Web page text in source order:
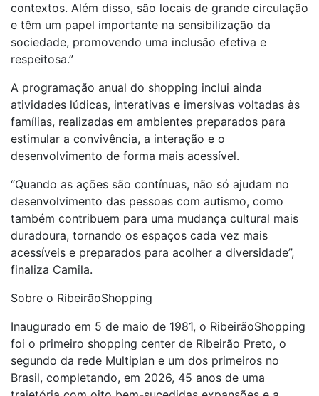
contextos. Além disso, são locais de grande circulação
e têm um papel importante na sensibilização da
sociedade, promovendo uma inclusão efetiva e
respeitosa.”
A programação anual do shopping inclui ainda
atividades lúdicas, interativas e imersivas voltadas às
famílias, realizadas em ambientes preparados para
estimular a convivência, a interação e o
desenvolvimento de forma mais acessível.
“Quando as ações são contínuas, não só ajudam no
desenvolvimento das pessoas com autismo, como
também contribuem para uma mudança cultural mais
duradoura, tornando os espaços cada vez mais
acessíveis e preparados para acolher a diversidade”,
finaliza Camila.
Sobre o RibeirãoShopping
Inaugurado em 5 de maio de 1981, o RibeirãoShopping
foi o primeiro shopping center de Ribeirão Preto, o
segundo da rede Multiplan e um dos primeiros no
Brasil, completando, em 2026, 45 anos de uma